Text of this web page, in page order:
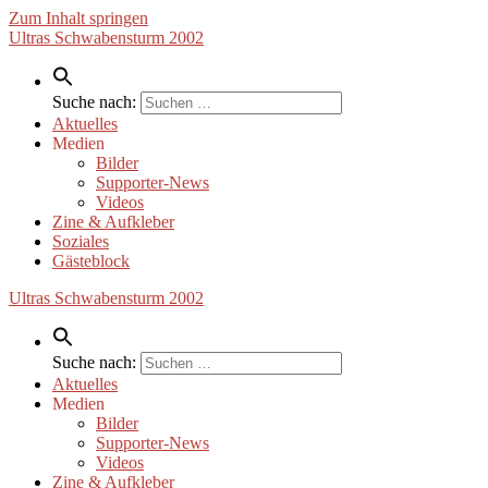
Zum Inhalt springen
Ultras Schwabensturm 2002
Suche nach:
Aktuelles
Medien
Bilder
Supporter-News
Videos
Zine & Aufkleber
Soziales
Gästeblock
Ultras Schwabensturm 2002
Suche nach:
Aktuelles
Medien
Bilder
Supporter-News
Videos
Zine & Aufkleber